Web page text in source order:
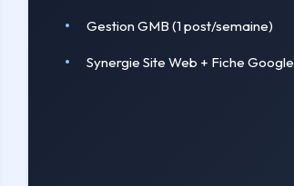
Gestion GMB (1 post/semaine)
Synergie Site Web + Fiche Google